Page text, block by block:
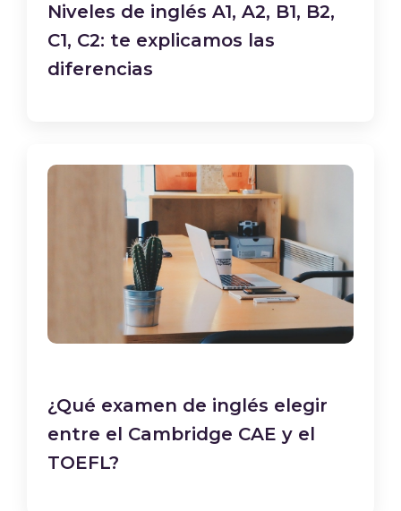
Niveles de inglés A1, A2, B1, B2,
C1, C2: te explicamos las
diferencias
¿Qué examen de inglés elegir
entre el Cambridge CAE y el
TOEFL?